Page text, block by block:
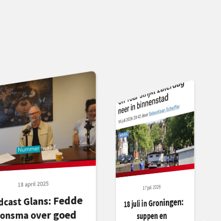
18 april 2025
Glans: Fedde
over goed
17 juli 2026
18 juli in Groningen:
suppen en